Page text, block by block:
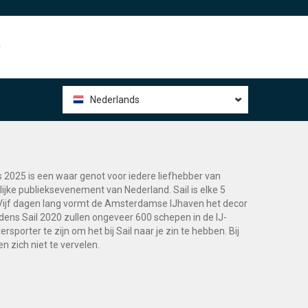
Nederlands
is een waar genot voor iedere liefhebber van
publieksevenement van Nederland. Sail is elke 5
dagen lang vormt de Amsterdamse IJhaven het decor
Sail 2020 zullen ongeveer 600 schepen in de IJ-
te zijn om het bij Sail naar je zin te hebben. Bij
zich niet te vervelen.